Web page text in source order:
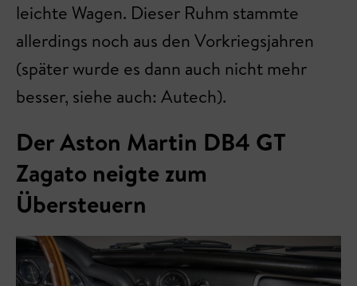
leichte Wagen. Dieser Ruhm stammte
allerdings noch aus den Vorkriegsjahren
(später wurde es dann auch nicht mehr
besser, siehe auch: Autech).
Der Aston Martin DB4 GT
Zagato neigte zum
Übersteuern